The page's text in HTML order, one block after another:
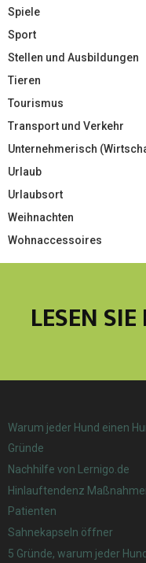
Spiele
Sport
Stellen und Ausbildungen
Tieren
Tourismus
Transport und Verkehr
Unternehmerisch
Urlaub
Urlaubsort
Weihnachten
Wohnaccessoires
LESEN
Warum jeder Hund einen
Gründe
Nachhilfe von Lernigo.de
Hinlauftendenz
Patienten
Sahnekapseln öffner
5 Gründe, warum jeder